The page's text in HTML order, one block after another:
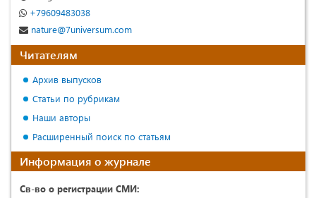
+79609483038
nature@7universum.com
Читателям
Архив выпусков
Статьи по рубрикам
Наши авторы
Расширенный поиск по статьям
Информация о журнале
Св-во о регистрации СМИ: